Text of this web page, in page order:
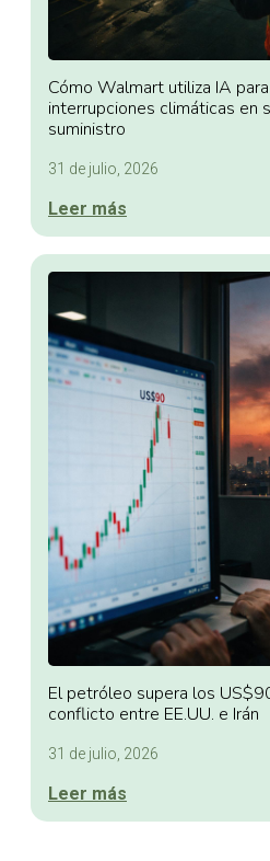
Cómo Walmart utiliza IA
interrupciones climáticas en
suministro
31 de julio, 2026
Leer más
El petróleo supera los
conflicto entre EE.UU. e Irán
31 de julio, 2026
Leer más